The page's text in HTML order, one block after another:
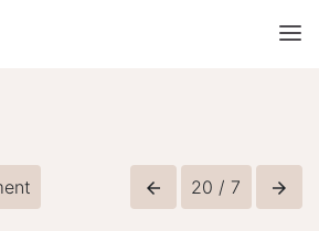
arrow_back 20 / 7 arrow_forward